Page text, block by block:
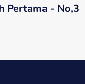
Pertama - No,3